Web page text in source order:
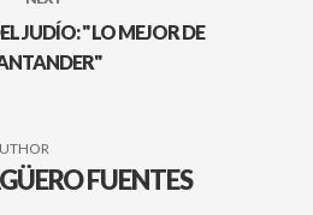
JUDÍO: " LO MEJOR DE
FUENTES